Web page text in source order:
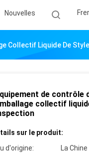
Nouvelles
Collectif Liquide De
de contrôle
collectif
sur le produit:
d'origine:
La Chine